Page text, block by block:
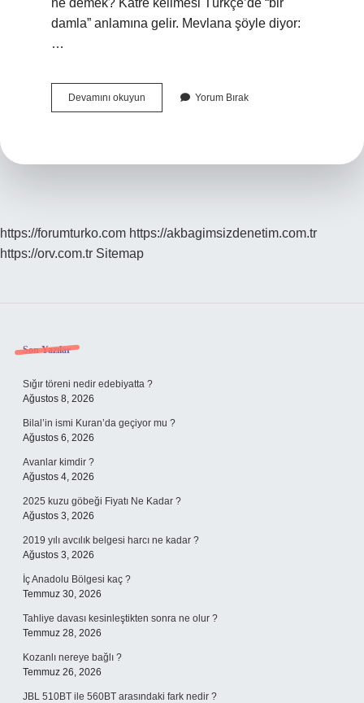
ne demek? Katre kelimesi Türkçe’de “bir
damla” anlamına gelir. Mevlana şöyle diyor:
…
Devamını okuyun
Katre
Yorum Bırak
https://forumturko.com https://akbagimsizdenetim.com.tr
https://orv.com.tr Sitemap
Sidebar
Son Yazılar
Sığır töreni nedir edebiyatta ?
Ağustos 8, 2026
Bilal’in ismi Kuran’da geçiyor mu ?
Ağustos 6, 2026
Avanlar kimdir ?
Ağustos 4, 2026
2025 kuzu göbeği Fiyatı Ne Kadar ?
Ağustos 3, 2026
2019 yılı avcılık belgesi harcı ne kadar ?
Ağustos 3, 2026
İç Anadolu Bölgesi kaç ?
Temmuz 30, 2026
Tahliye davası kesinleştikten sonra ne olur ?
Temmuz 28, 2026
Kozanlı nereye bağlı ?
Temmuz 26, 2026
JBL 510BT ile 560BT arasındaki fark nedir ?